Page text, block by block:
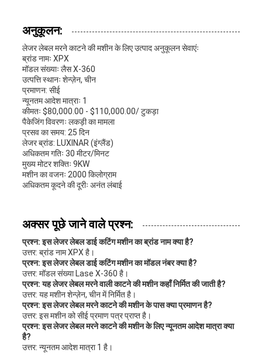
अनुकूलन:
लेजर लेबल मरने काटने की मशीन के लिए उत्पाद अनुकूलन सेवाएंः
ब्रांड नामः XPX
मॉडल संख्याः लैस X-360
उत्पत्ति स्थानः शेन्ज़ेन, चीन
प्रमाणन: सीई
न्यूनतम आदेश मात्राः 1
कीमतः $80,000.00 - $110,000.00/ टुकड़ा
पैकेजिंग विवरणः लकड़ी का मामला
प्रसव का समय: 25 दिन
लेजर ब्रांड: LUXINAR (इंग्लैंड)
अधिकतम गतिः 30 मीटर/मिनट
मुख्य मोटर शक्तिः 9KW
मशीन का वजनः 2000 किलोग्राम
अधिकतम कूदने की दूरीः अनंत लंबाई
अक्सर पूछे जाने वाले प्रश्न:
प्रश्न: इस लेजर लेबल डाई कटिंग मशीन का ब्रांड नाम क्या है?
उत्तर: ब्रांड नाम XPX है।
प्रश्न: इस लेजर लेबल डाई कटिंग मशीन का मॉडल नंबर क्या है?
उत्तर: मॉडल संख्या Lase X-360 है।
प्रश्न: यह लेजर लेबल मरने वाली काटने की मशीन कहाँ निर्मित की जाती है?
उत्तर: यह मशीन शेन्ज़ेन, चीन में निर्मित है।
प्रश्न: इस लेजर लेबल मरने काटने की मशीन के पास क्या प्रमाणन है?
उत्तर: इस मशीन को सीई प्रमाण पत्र प्राप्त है।
प्रश्न: इस लेजर लेबल मरने काटने की मशीन के लिए न्यूनतम आदेश मात्रा क्या
है?
उत्तर: न्यूनतम आदेश मात्रा 1 है।